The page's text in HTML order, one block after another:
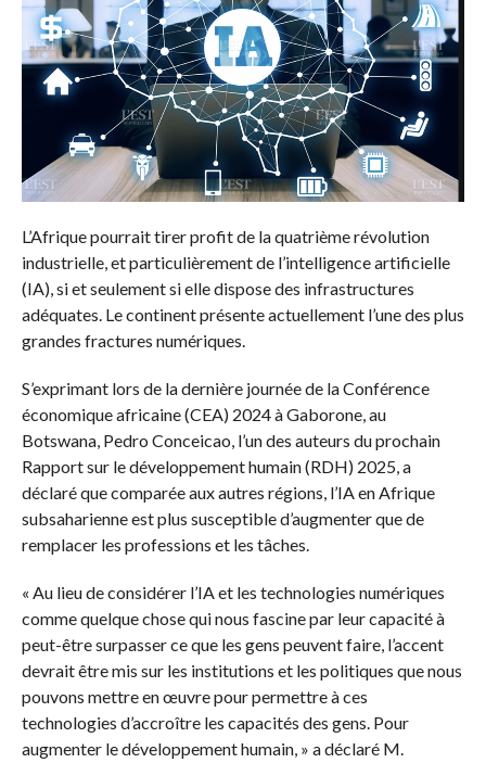
L’Afrique pourrait tirer profit de la quatrième révolution
industrielle, et particulièrement de l’intelligence artificielle
(IA), si et seulement si elle dispose des infrastructures
adéquates. Le continent présente actuellement l’une des plus
grandes fractures numériques.
S’exprimant lors de la dernière journée de la Conférence
économique africaine (CEA) 2024 à Gaborone, au
Botswana, Pedro Conceicao, l’un des auteurs du prochain
Rapport sur le développement humain (RDH) 2025, a
déclaré que comparée aux autres régions, l’IA en Afrique
subsaharienne est plus susceptible d’augmenter que de
remplacer les professions et les tâches.
« Au lieu de considérer l’IA et les technologies numériques
comme quelque chose qui nous fascine par leur capacité à
peut-être surpasser ce que les gens peuvent faire, l’accent
devrait être mis sur les institutions et les politiques que nous
pouvons mettre en œuvre pour permettre à ces
technologies d’accroître les capacités des gens. Pour
augmenter le développement humain, » a déclaré M.